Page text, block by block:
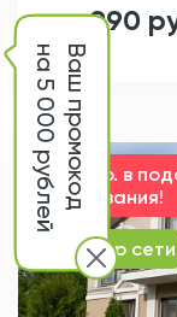
от 990
15000 р. в
проживания!
партнер сети
Ваш промокод
на 5 000 рублей